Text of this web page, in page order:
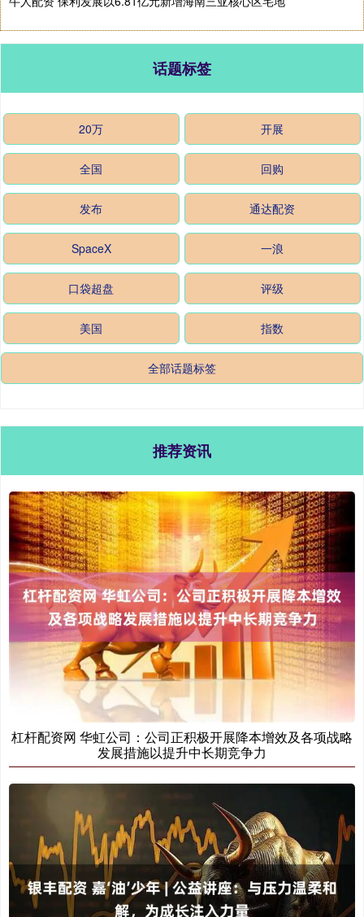
话题标签
20万 开展
全国 回购
发布 通达配资
SpaceX 一浪
口袋超盘 评级
美国 指数
全部话题标签
推荐资讯
杠杆配资网 华虹公司：公司正积极开展降本增效及各项战略
发展措施以提升中长期竞争力